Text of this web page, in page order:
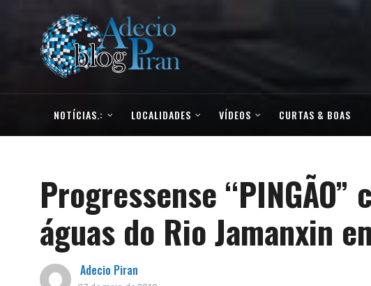
NOTÍCIAS.: LOCALIDADES VÍDEOS CURTAS & BOAS
Progressense
águas do Rio Jamanxin
Adecio Piran